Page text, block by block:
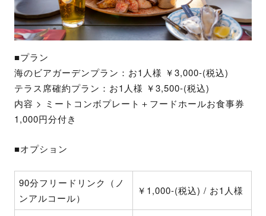
■プラン
海のビアガーデンプラン：お1人様 ￥3,000-(税込)
テラス席確約プラン：お1人様 ￥3,500-(税込)
内容 > ミートコンボプレート＋フードホールお食事券
1,000円分付き
■オプション
90分フリードリンク（ノ
ンアルコール）
￥1,000-(税込) / お1人様